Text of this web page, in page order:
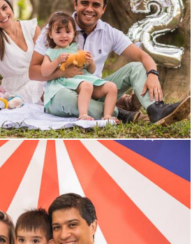
2617 0